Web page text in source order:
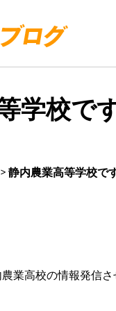
学校です
静内農業高等学校で
業高校の情報発信さ